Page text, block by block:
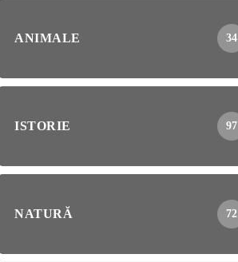
ANIMALE 34
ISTORIE 97
NATURĂ 72